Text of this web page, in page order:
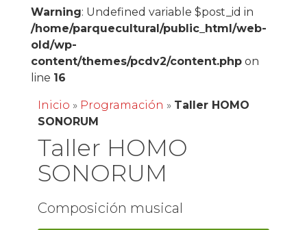
Warning: Undefined variable $post_id in
/home/parquecultural/public_html/web-
old/wp-
content/themes/pcdv2/content.phpon
line 16
Inicio » Programación » Taller HOMO
SONORUM
Taller HOMO
SONORUM
Composición musical